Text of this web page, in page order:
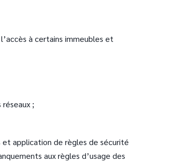
à certains immeubles et
;
application de règles de sécurité
aux règles d’usage des